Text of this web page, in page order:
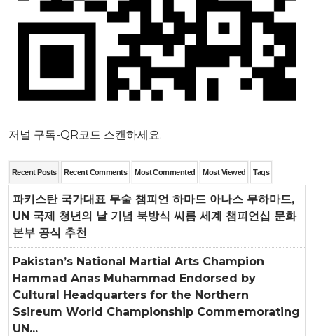
저널 구독-QR코드 스캔하세요.
Recent Posts Recent Comments Most Commented Most Viewed Tags
파키스탄 국가대표 무술 챔피언 하마드 아나스 무하마드,
UN 국제 청년의 날 기념 북방식 씨름 세계 챔피언십 문화
본부 공식 추천
Pakistan’s National Martial Arts Champion
Hammad Anas Muhammad Endorsed by
Cultural Headquarters for the Northern
Ssireum World Championship Commemorating
UN...